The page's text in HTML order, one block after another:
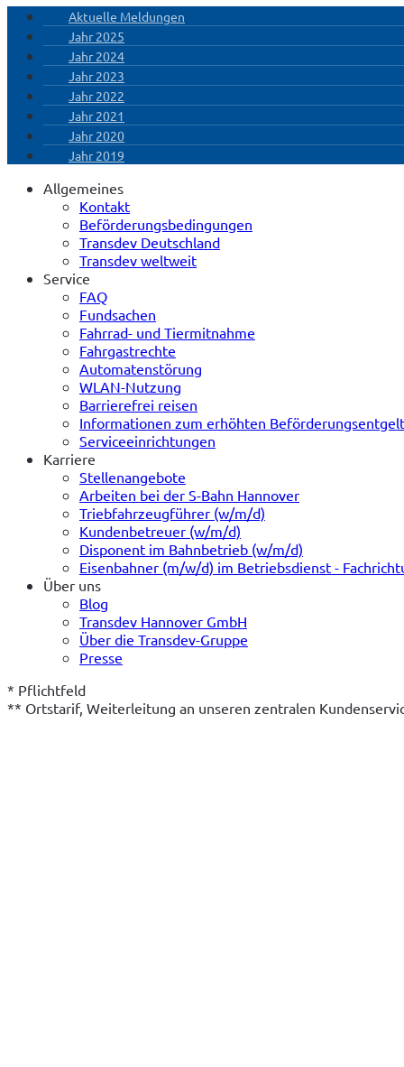
Aktuelle Meldungen
Jahr 2025
Jahr 2024
Jahr 2023
Jahr 2022
Jahr 2021
Jahr 2020
Jahr 2019
Allgemeines
Kontakt
Beförderungsbedingungen
Transdev Deutschland
Transdev weltweit
Service
FAQ
Fundsachen
Fahrrad- und Tiermitnahme
Fahrgastrechte
Automatenstörung
WLAN-Nutzung
Barrierefrei reisen
Informationen zum erhöhten Beförderungsentgelt
Serviceeinrichtungen
Karriere
Stellenangebote
Arbeiten bei der S-Bahn Hannover
Triebfahrzeugführer (w/m/d)
Kundenbetreuer (w/m/d)
Disponent im Bahnbetrieb (w/m/d)
Eisenbahner (m/w/d) im Betriebsdienst -
Über uns
Blog
Transdev Hannover GmbH
Über die Transdev-Gruppe
Presse
* Pflichtfeld
** Ortstarif, Weiterleitung an unseren zentralen